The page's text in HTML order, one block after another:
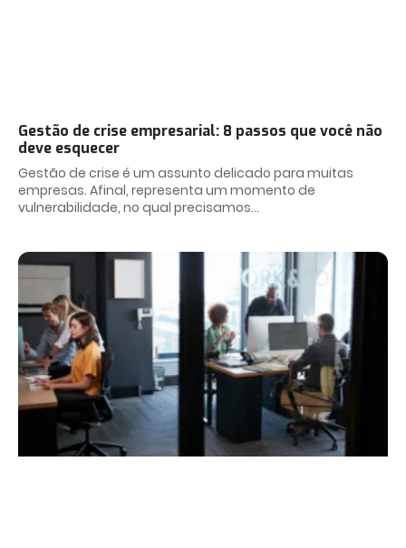
Gestão de crise empresarial: 8 passos que você não
deve esquecer
Gestão de crise é um assunto delicado para muitas
empresas. Afinal, representa um momento de
vulnerabilidade, no qual precisamos